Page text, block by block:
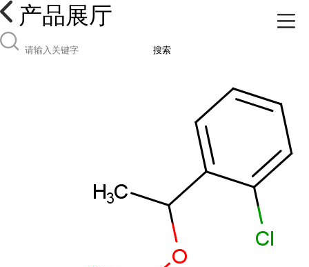
产品展厅
搜索